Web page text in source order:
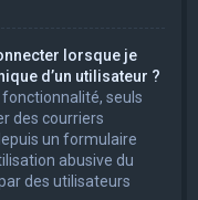
lorsque je
d’un utilisateur ?
seuls
des courriers
un formulaire
abusive du
des utilisateurs